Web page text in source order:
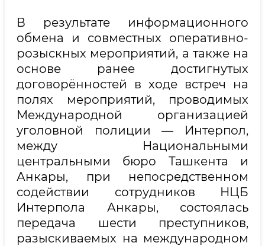
В результате информационного
обмена и совместных оперативно-
розыскных мероприятий, а также на
основе ранее достигнутых
договорённостей в ходе встреч на
полях мероприятий, проводимых
Международной организацией
уголовной полиции — Интерпол,
между Национальными
центральными бюро Ташкента и
Анкары, при непосредственном
содействии сотрудников НЦБ
Интерпола Анкары, состоялась
передача шести преступников,
разыскиваемых на международном